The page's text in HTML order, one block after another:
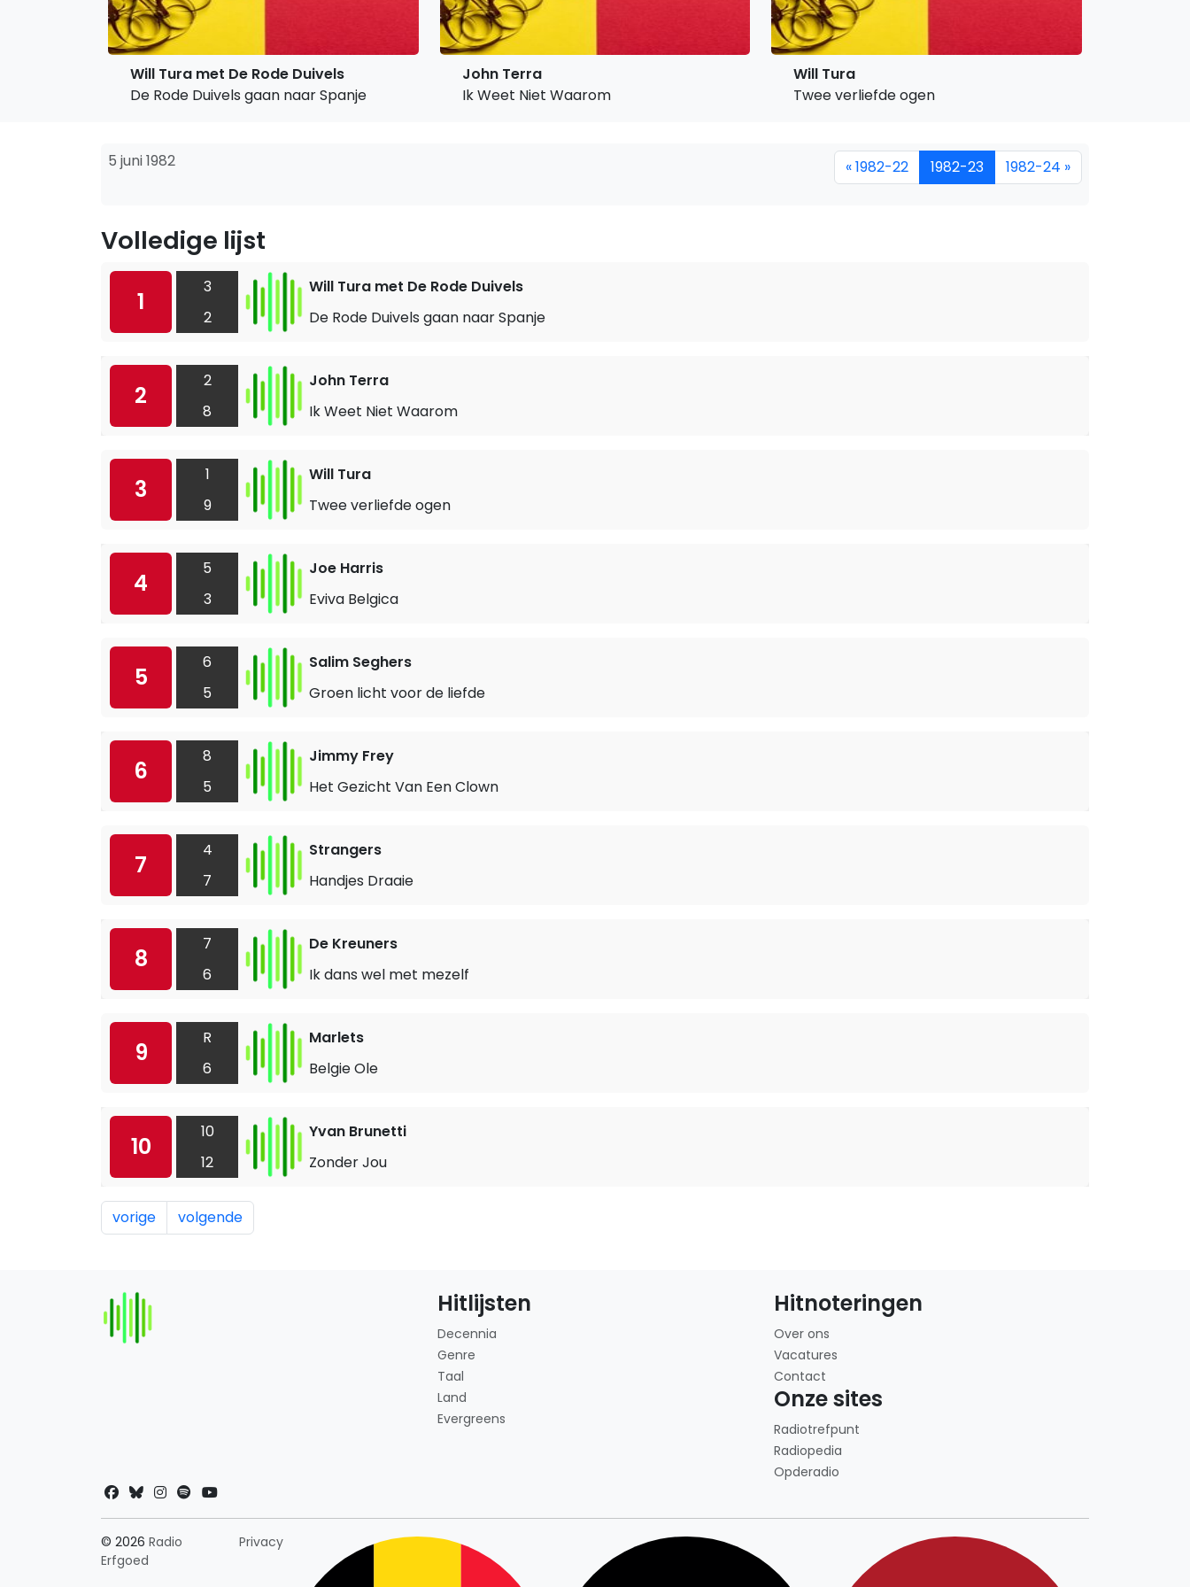
Will Tura met De Rode Duivels
De Rode Duivels gaan naar Spanje
John Terra
Ik Weet Niet Waarom
Will Tura
Twee verliefde ogen
5 juni 1982 « 1982-22 1982-23 1982-24 »
Volledige lijst
1
3
2
Will Tura met De Rode Duivels
De Rode Duivels gaan naar Spanje
2
2
8
John Terra
Ik Weet Niet Waarom
3
1
9
Will Tura
Twee verliefde ogen
4
5
3
Joe Harris
Eviva Belgica
5
6
5
Salim Seghers
Groen licht voor de liefde
6
8
5
Jimmy Frey
Het Gezicht Van Een Clown
7
4
7
Strangers
Handjes Draaie
8
7
6
De Kreuners
Ik dans wel met mezelf
9
R
6
Marlets
Belgie Ole
10
10
12
Yvan Brunetti
Zonder Jou
vorige volgende
Hitlijsten
Decennia
Genre
Taal
Land
Evergreens
Hitnoteringen
Over ons
Vacatures
Contact
Onze sites
Radiotrefpunt
Radiopedia
Opderadio
© 2026 Radio
Erfgoed
PrivacyLandkeuze